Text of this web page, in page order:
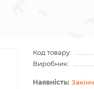
Код товару:
Виробник: